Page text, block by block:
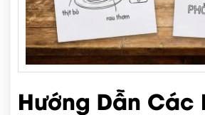
Hướng Dẫn Các